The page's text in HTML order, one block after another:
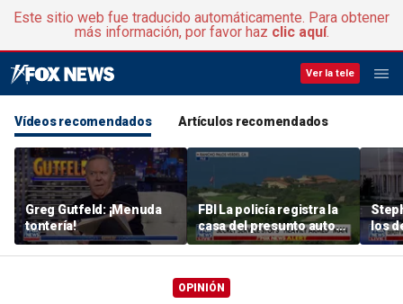
Este sitio web fue traducido automáticamente. Para obtener
más información, por favor haz clic aquí.
Ver la tele
Vídeos recomendados Artículos recomendados
Greg Gutfeld: ¡Menuda
tontería!
FBI La policía registra la
casa del presunto autor
de un intento de
asesinato detenido a las
golf « California » de
los
el
OPINIÓN